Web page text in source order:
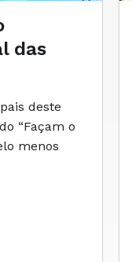
das
deste
“Façam o
menos